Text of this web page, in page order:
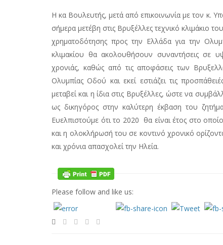
Η κα Βουλευτής, μετά από επικοινωνία με τον κ.
σήμερα μετέβη στις Βρυξέλλες τεχνικό κλιμάκιο
χρηματοδότησης προς την Ελλάδα για την
κλιμακίου θα ακολουθήσουν συναντήσεις σε
χρονιάς, καθώς από τις αποφάσεις των
Ολυμπίας Οδού και εκεί εστιάζει τις
μεταβεί και η ίδια στις Βρυξέλλες, ώστε να
ως δικηγόρος στην καλύτερη έκβαση του
Ευελπιστούμε ότι το 2020 θα είναι έτος στο
και η ολοκλήρωσή του σε κοντινό χρονικό
και χρόνια απασχολεί την Ηλεία.
Please follow and like us: